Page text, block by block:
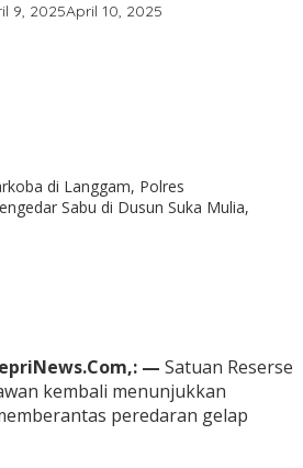
9, 2025April 10, 2025
di Langgam, Polres
Sabu di Dusun Suka Mulia,
— Satuan Reserse
kembali menunjukkan
peredaran gelap